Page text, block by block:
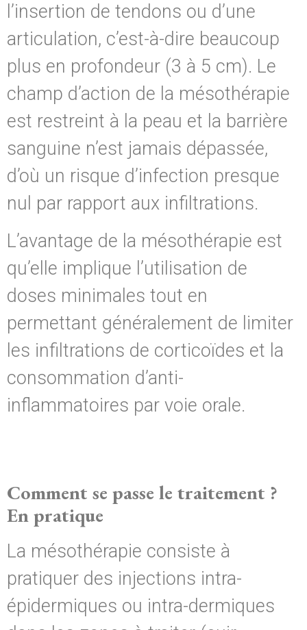
l’insertion de tendons ou d’une
articulation, c’est-à-dire beaucoup
plus en profondeur (3 à 5 cm). Le
champ d’action de la mésothérapie
est restreint à la peau et la barrière
sanguine n’est jamais dépassée,
d’où un risque d’infection presque
nul par rapport aux infiltrations.
L’avantage de la mésothérapie est
qu’elle implique l’utilisation de
doses minimales tout en
permettant généralement de limiter
les infiltrations de corticoïdes et la
consommation d’anti-
inflammatoires par voie orale.
Comment se passe le traitement ?
En pratique
La mésothérapie consiste à
pratiquer des injections intra-
épidermiques ou intra-dermiques